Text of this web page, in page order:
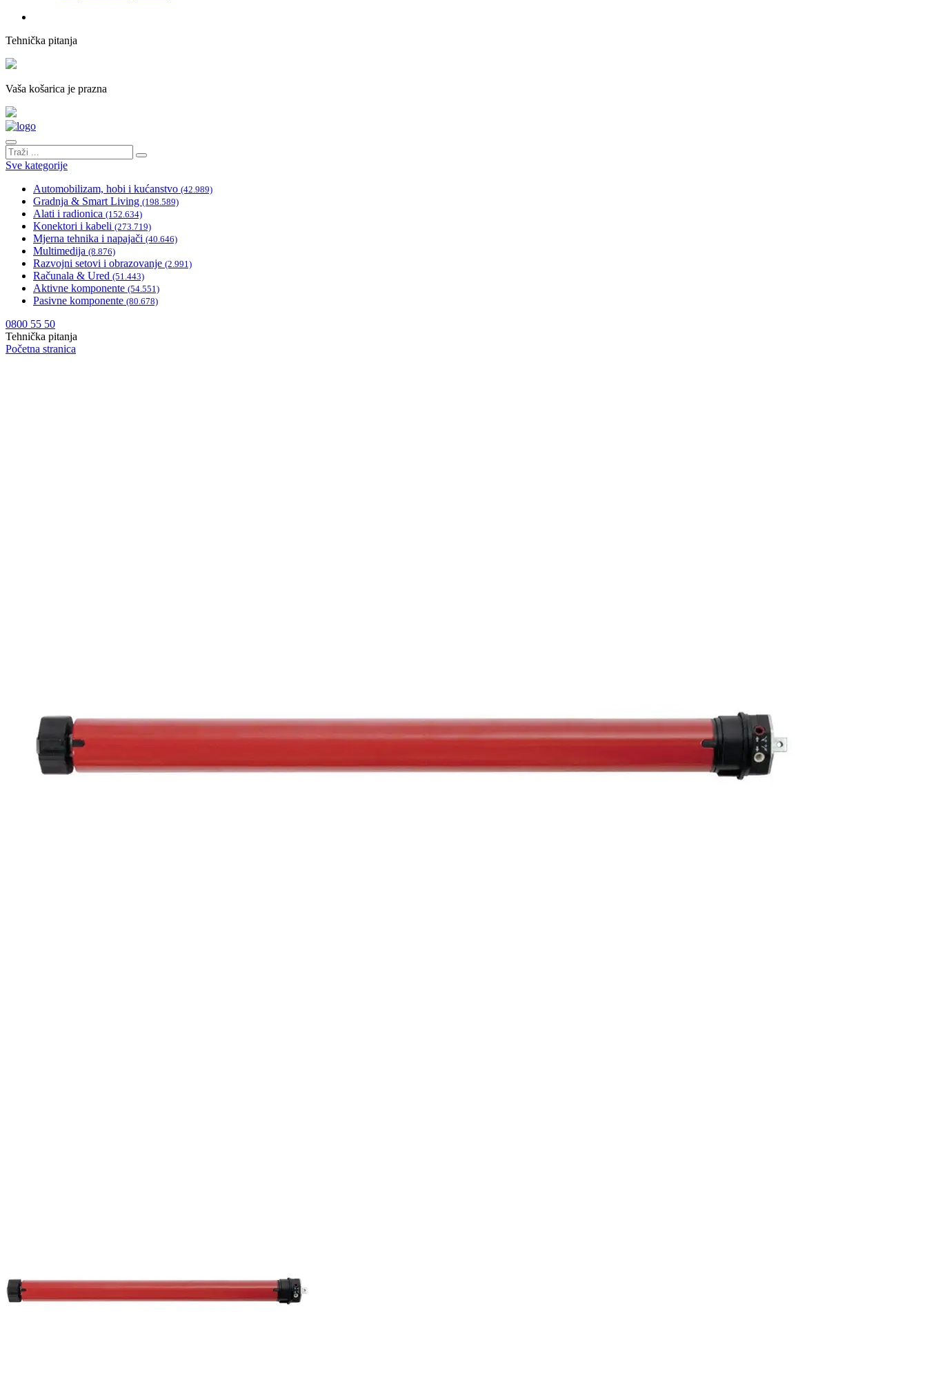
Tehnička pitanja
Vaša košarica je prazna
Sve kategorije
Automobilizam, hobi i kućanstvo (42.989)
Gradnja & Smart Living (198.589)
Alati i radionica (152.634)
Konektori i kabeli (273.719)
Mjerna tehnika i napajači (40.646)
Multimedija (8.876)
Razvojni setovi i obrazovanje (2.991)
Računala & Ured (51.443)
Aktivne komponente (54.551)
Pasivne komponente (80.678)
0800 55 50
Tehnička pitanja
Početna stranica